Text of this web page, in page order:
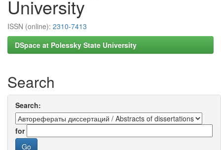
University
ISSN (online): 2310-7413
DSpace at Polessky State University
Search
Search:
for